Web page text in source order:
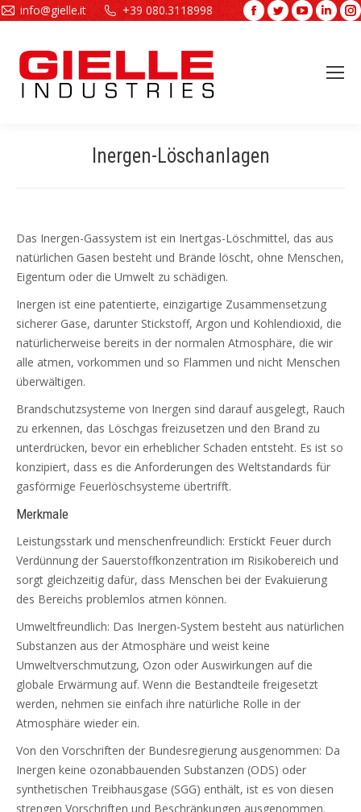
info@gielle.it +39 080.3118998
Facebook
TwitterYouTube
in
Inergen-Löschanlagen
Das Inergen-Gassystem ist ein Inertgas-Löschmittel, das aus
natürlichen Gasen besteht und Brände löscht, ohne Menschen,
Eigentum oder die Umwelt zu schädigen.
Inergen ist eine patentierte, einzigartige Zusammensetzung
sicherer Gase, darunter Stickstoff, Argon und Kohlendioxid, die
natürlicherweise bereits in der normalen Atmosphäre, die wir
alle atmen, vorkommen und so Flammen und nicht Menschen
überwältigen.
Brandschutzsysteme von Inergen sind darauf ausgelegt, Rauch
zu erkennen, das Löschgas freizusetzen und den Brand zu
unterdrücken, bevor ein erheblicher Schaden entsteht. Es ist so
konzipiert, dass es die Anforderungen des Weltstandards für
gasförmige Feuerlöschsysteme übertrifft.
Merkmale
Leistungsstark und menschenfreundlich: Erstickt Feuer durch
Verdünnung der Sauerstoffkonzentration im Risikobereich und
sorgt gleichzeitig dafür, dass Menschen bei der Evakuierung
des Bereichs problemlos atmen können.
Umweltfreundlich: Das Inergen-System besteht aus natürlichen
Substanzen aus der Atmosphäre und weist keine
Umweltverschmutzung, Ozon oder Auswirkungen auf die
globale Erwärmung auf. Wenn die Bestandteile freigesetzt
werden, nehmen sie einfach ihre natürliche Rolle in der
Atmosphäre wieder ein.
Von den Vorschriften der Bundesregierung ausgenommen: Da
Inergen keine ozonabbauenden Substanzen (ODS) oder
synthetischen Treibhausgase (SGG) enthält, ist es von diesen
strengen Vorschriften und Beschränkungen ausgenommen.